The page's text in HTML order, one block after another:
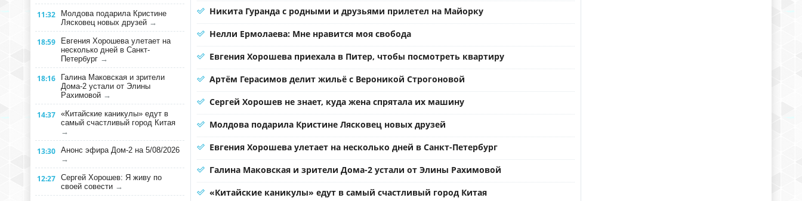
11:32
Молдова подарила Кристине
Лясковец новых друзей →
18:59
Евгения Хорошева улетает на
несколько дней в Санкт-
Петербург →
18:16
Галина Маковская и зрители
Дома-2 устали от Элины
Рахимовой →
14:37 «Китайские каникулы» едут в
самый счастливый город Китая
→
13:30 Анонс эфира Дом-2 на 5/08/2026
→
12:27 Сергей Хорошев: Я живу по
своей совести →
Никита Гуранда с родными и друзьями прилетел на Майорку
Нелли Ермолаева: Мне нравится моя свобода
Евгения Хорошева приехала в Питер, чтобы посмотреть квартиру
Артём Герасимов делит жильё с Вероникой Строгоновой
Сергей Хорошев не знает, куда жена спрятала их машину
Молдова подарила Кристине Лясковец новых друзей
Евгения Хорошева улетает на несколько дней в Санкт-Петербург
Галина Маковская и зрители Дома-2 устали от Элины Рахимовой
«Китайские каникулы» едут в самый счастливый город Китая